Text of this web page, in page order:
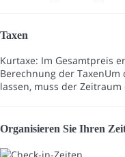
Taxen
Kurtaxe: Im Gesamtpreis
Berechnung der TaxenUm
lassen, muss der
Organisieren Sie Ihren